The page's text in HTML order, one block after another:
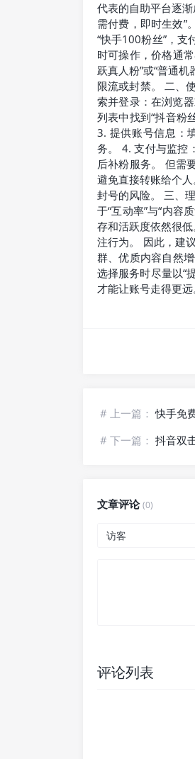
代表的自助平台逐
需付费，即时生效
“快手100粉丝”，
时可操作，价格通
跃真人粉”或“普通
限流或封禁。 二、
索并登录：在浏览
列表中找到“抖音粉
3. 提供账号信息：
务。 4. 支付与监控
后补粉服务。 但需
避免直接转账给个
封号的风险。 三、
于“互动率”与“内容
存和活跃度依然很
注行为。 因此，建
群、优质内容自然
选择服务时尽量以“
才能让账号走得更远
# 上一篇：快手免
# 下一篇： 抖音双
文章评论(0)
评论列表